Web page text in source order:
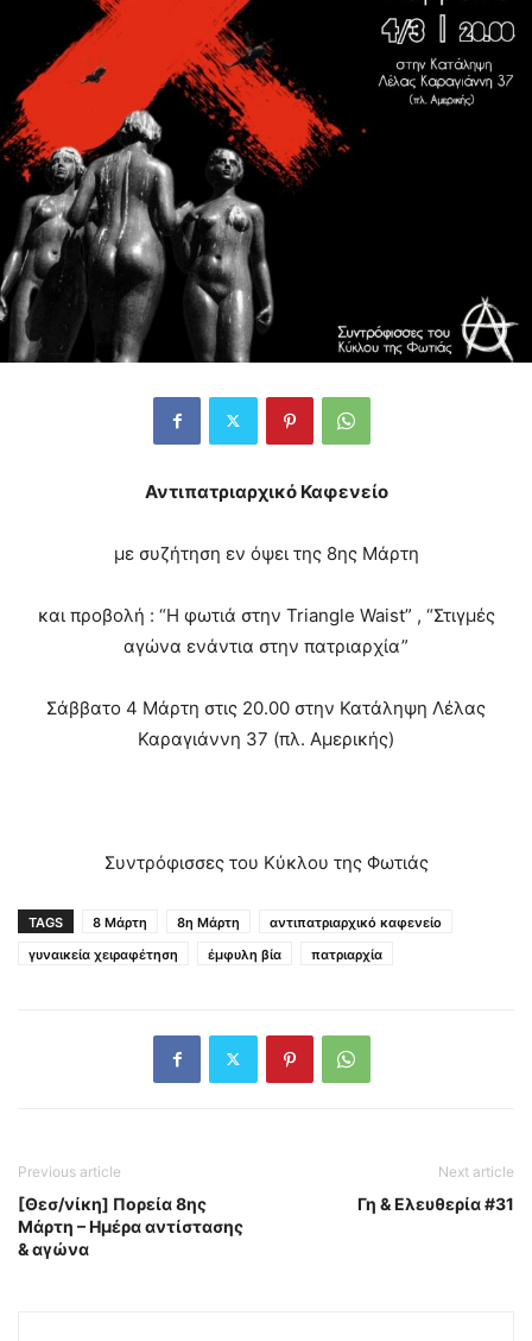
Αντιπατριαρχικό Καφενείο
με συζήτηση εν όψει της 8ης Μάρτη
και προβολή : “Η φωτιά στην Triangle Waist” , “Στιγμές
αγώνα ενάντια στην πατριαρχία”
Σάββατο 4 Μάρτη στις 20.00 στην Κατάληψη Λέλας
Καραγιάννη 37 (πλ. Αμερικής)
Συντρόφισσες του Κύκλου της Φωτιάς
TAGS 8 Μάρτη 8η Μάρτη
αντιπατριαρχικό καφενείο
γυναικεία χειραφέτηση
έμφυλη βία πατριαρχία
Previous article
[Θεσ/νίκη] Πορεία 8ης
Μάρτη – Ημέρα αντίστασης
& αγώνα
Next article
Γη & Ελευθερία #31